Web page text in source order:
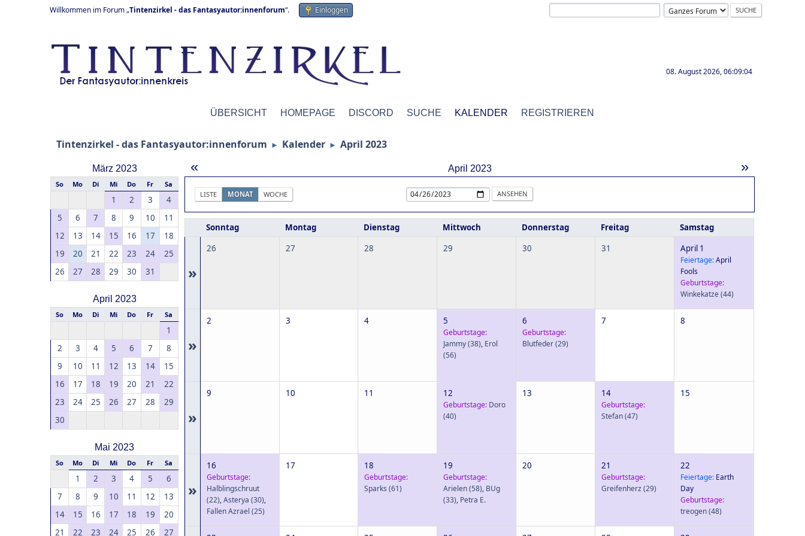
Willkommen im Forum „Tintenzirkel - das Fantasyautor:innenforum“. Einloggen
08. August 2026, 06:09:04
ÜBERSICHT HOMEPAGE DISCORD SUCHE KALENDER REGISTRIEREN
Tintenzirkel - das Fantasyautor:innenforum ► Kalender ► April 2023
März 2023
So Mo Di Mi Do Fr Sa
1 2 3
4
5
6 7 8 9 10
11
12
13 14 15 16 17
18
19
20 21 22 23 24
25
26
27 28 29 30 31
April 2023
So Mo Di Mi Do Fr Sa
1
2
3 4 5 6 7
8
9
10 11 12 13 14
15
16
17 18 19 20 21
22
23
24 25 26 27 28
29
30
Mai 2023
So Mo Di Mi Do Fr Sa
1 2 3 4 5
6
7
8 9 10 11 12
13
14
15 16 17 18 19
20
21
22 23 24 25 26 27
« »
April 2023
LISTE MONAT WOCHE
Sonntag Montag Dienstag Mittwoch Donnerstag Freitag Samstag
»
26 27 28 29 30 31 April 1
Feiertage:April
Fools
Geburtstage:
Winkekatze(44)
»
2 3 4 5
Geburtstage:
Jammy(38), Erol
(56)
6
Geburtstage:
Blutfeder(29)
7 8
»
9 10 11 12
Geburtstage: Doro
(40)
13 14
Geburtstage:
Stefan(47)
15
»
16
Geburtstage:
Halblingschruut
(22),Asterya (30),
Fallen Azrael (25)
17 18
Geburtstage:
Sparks (61)
19
Geburtstage:
Arielen(58), BUg
(33), Petra E.
20 21
Geburtstage:
Greifenherz(29)
22
Feiertage: Earth
Day
Geburtstage:
treogen(48)